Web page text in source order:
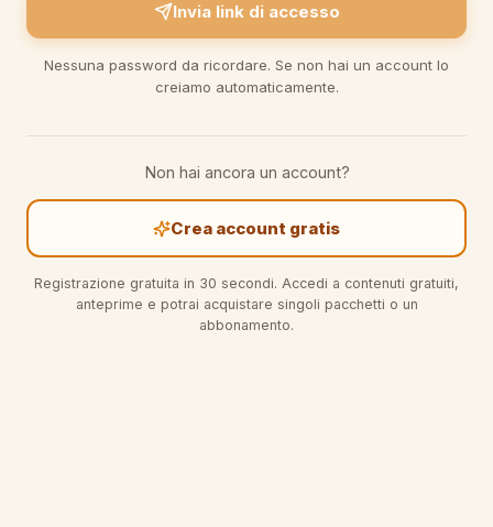
Invia link di accesso
Nessuna password da ricordare. Se non hai un account lo
creiamo automaticamente.
Non hai ancora un account?
Crea account gratis
Registrazione gratuita in 30 secondi. Accedi a contenuti gratuiti,
anteprime e potrai acquistare singoli pacchetti o un
abbonamento.